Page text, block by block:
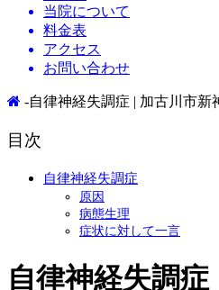
当院について
料金表
アクセス
お問い合わせ
-自律神経失調症 | 加古川市新
目次
自律神経失調症
原因
病態生理
症状に対して一言
自律神経失調症